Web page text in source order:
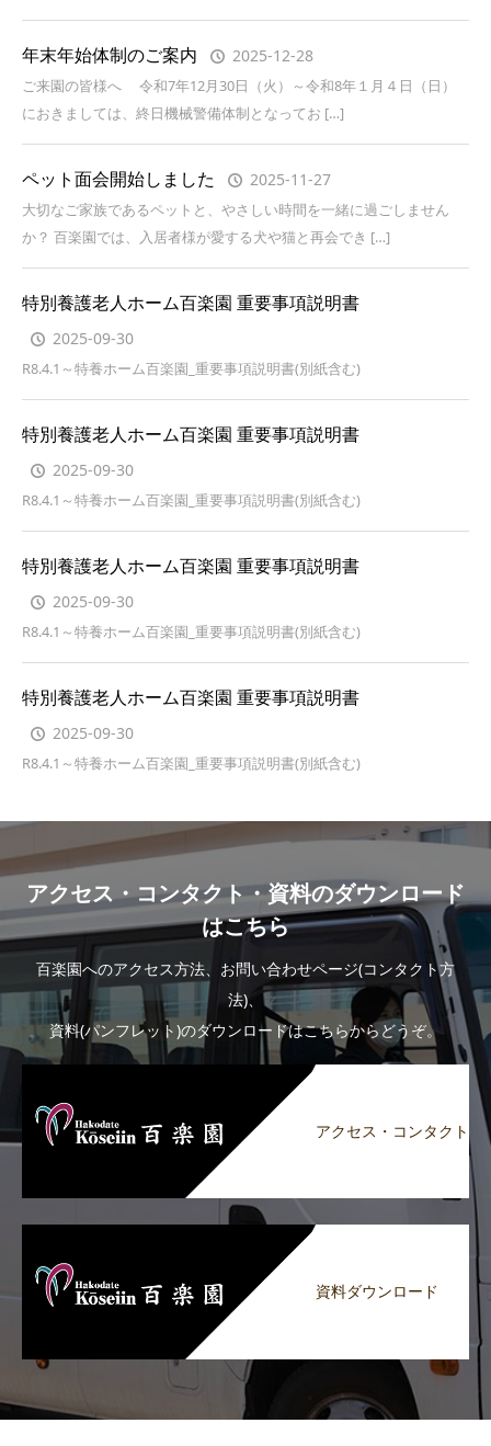
年末年始体制のご案内 2025-12-28
ご来園の皆様へ 令和7年12月30日（火）～令和8年１月４日（日）
におきましては、終日機械警備体制となってお […]
ペット面会開始しました 2025-11-27
大切なご家族であるペットと、やさしい時間を一緒に過ごしません
か？ 百楽園では、入居者様が愛する犬や猫と再会でき […]
特別養護老人ホーム百楽園 重要事項説明書
2025-09-30
R8.4.1～特養ホーム百楽園_重要事項説明書(別紙含む)
特別養護老人ホーム百楽園 重要事項説明書
2025-09-30
R8.4.1～特養ホーム百楽園_重要事項説明書(別紙含む)
特別養護老人ホーム百楽園 重要事項説明書
2025-09-30
R8.4.1～特養ホーム百楽園_重要事項説明書(別紙含む)
特別養護老人ホーム百楽園 重要事項説明書
2025-09-30
R8.4.1～特養ホーム百楽園_重要事項説明書(別紙含む)
アクセス・コンタクト・資料のダウンロード
はこちら
百楽園へのアクセス方法、お問い合わせページ(コンタクト方
法)、
資料(パンフレット)のダウンロードはこちらからどうぞ。
アクセス・コンタクト
資料ダウンロード